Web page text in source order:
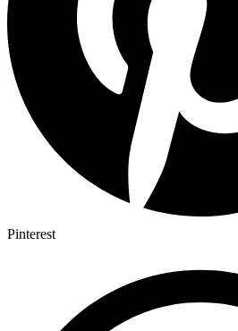
Pinterest